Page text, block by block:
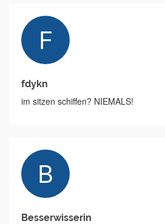
fdykn
im sitzen schiffen? NIEMALS!
Besserwisserin